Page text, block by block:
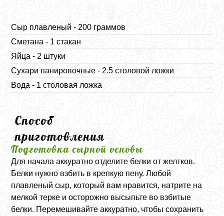
Сыр плавленый - 200 граммов
Сметана - 1 стакан
Яйца - 2 штуки
Сухари панировочные - 2.5 столовой ложки
Вода - 1 столовая ложка
Способ
приготовления
Подготовка сырной основы
Для начала аккуратно отделите белки от желтков.
Белки нужно взбить в крепкую пену. Любой
плавленый сыр, который вам нравится, натрите на
мелкой терке и осторожно высыпьте во взбитые
белки. Перемешивайте аккуратно, чтобы сохранить